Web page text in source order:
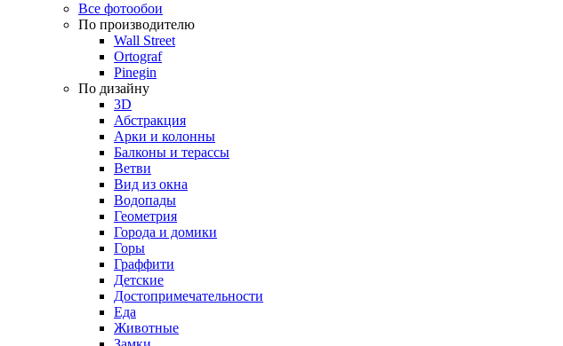
Все фотообои
По производителю
Wall Street
Ortograf
Pinegin
По дизайну
3D
Абстракция
Арки и колонны
Балконы и терассы
Ветви
Вид из окна
Водопады
Геометрия
Города и домики
Горы
Граффити
Детские
Достопримечательности
Еда
Животные